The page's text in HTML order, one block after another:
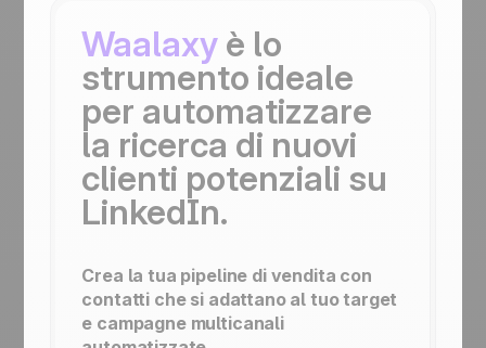
Waalaxy è lo
strumento ideale
per automatizzare
la ricerca di nuovi
clienti potenziali su
LinkedIn.
Crea la tua pipeline di vendita con
contatti che si adattano al tuo target
e campagne multicanali